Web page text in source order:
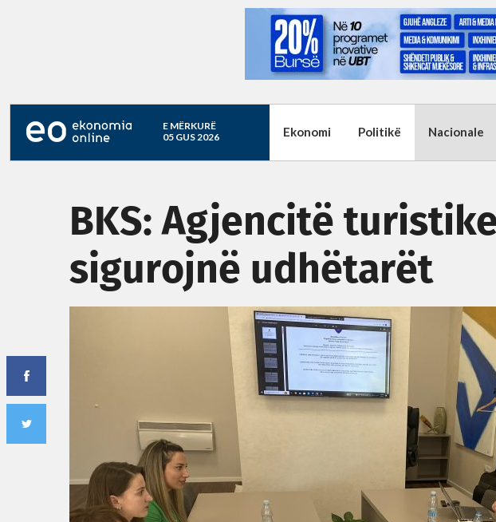
E MËRKURË
05 GUS 2026
Ekonomi Politikë Nacionale
BKS: Agjencitë
sigurojnë udhëtarët